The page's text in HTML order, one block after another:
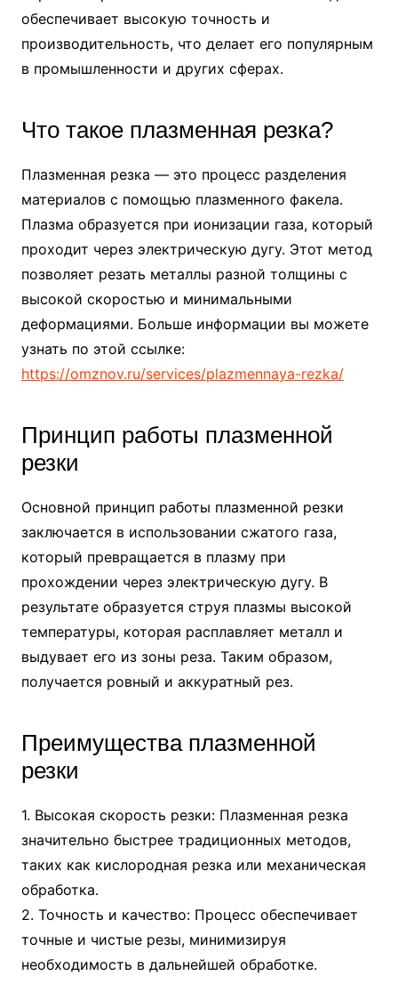
обеспечивает высокую точность и
производительность, что делает его популярным
в промышленности и других сферах.
Что такое плазменная резка?
Плазменная резка — это процесс разделения
материалов с помощью плазменного факела.
Плазма образуется при ионизации газа, который
проходит через электрическую дугу. Этот метод
позволяет резать металлы разной толщины с
высокой скоростью и минимальными
деформациями. Больше информации вы можете
узнать по этой ссылке:
https://omznov.ru/services/plazmennaya-rezka/
Принцип работы плазменной
резки
Основной принцип работы плазменной резки
заключается в использовании сжатого газа,
который превращается в плазму при
прохождении через электрическую дугу. В
результате образуется струя плазмы высокой
температуры, которая расплавляет металл и
выдувает его из зоны реза. Таким образом,
получается ровный и аккуратный рез.
Преимущества плазменной
резки
1. Высокая скорость резки: Плазменная резка
значительно быстрее традиционных методов,
таких как кислородная резка или механическая
обработка.
2. Точность и качество: Процесс обеспечивает
точные и чистые резы, минимизируя
необходимость в дальнейшей обработке.